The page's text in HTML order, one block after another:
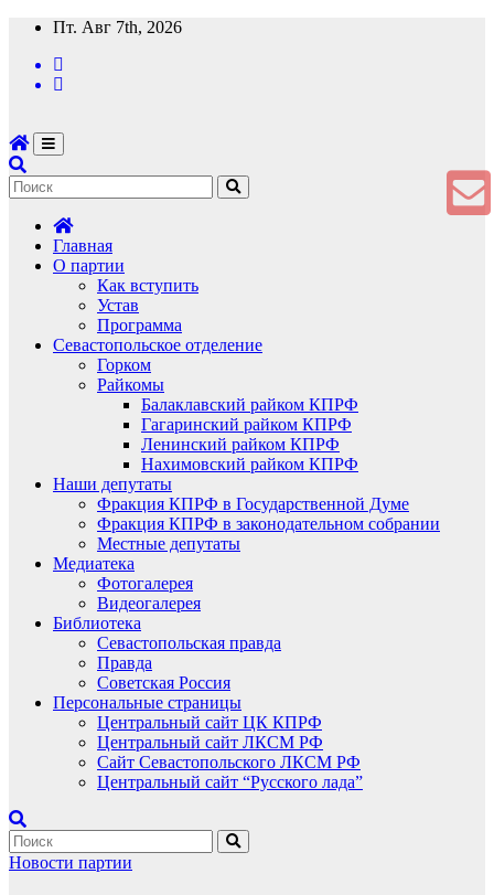
Перейти
содержимому
Пт. Авг 7th, 2026
Главная
О партии
Как вступить
Устав
Программа
Севастопольское отделение
Горком
Райкомы
Балаклавский райком КПРФ
Гагаринский райком КПРФ
Ленинский райком КПРФ
Нахимовский райком КПРФ
Наши депутаты
Фракция КПРФ в Государственной Думе
Фракция КПРФ в законодательном собрании
Местные депутаты
Медиатека
Фотогалерея
Видеогалерея
Библиотека
Севастопольская правда
Правда
Советская Россия
Персональные страницы
Центральный сайт ЦК КПРФ
Центральный сайт ЛКСМ РФ
Сайт Севастопольского ЛКСМ РФ
Центральный сайт “Русского лада”
Новости партии